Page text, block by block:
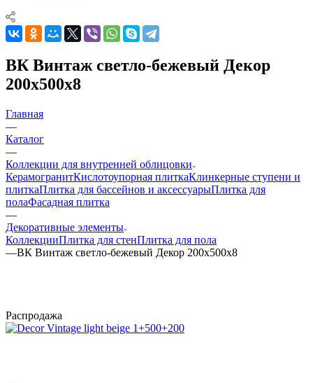
ВК Винтаж светло-бежевый Декор
200x500x8
Главная
—
Каталог
—
Коллекции для внутренней облицовки
КерамогранитКислотоупорная плиткаКлинкерные ступени и
плиткаПлитка для бассейнов и аксессуарыПлитка для
полаФасадная плитка
—
Декоративные элементы
КоллекцииПлитка для стенПлитка для пола
—ВК Винтаж светло-бежевый Декор 200x500x8
Распродажа